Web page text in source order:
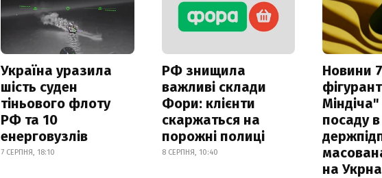
Україна уразила
шість суден
тіньового флоту
РФ та 10
енерговузлів
7 СЕРПНЯ, 18:10
РФ знищила
важливі склади
Фори: клієнти
скаржаться на
порожні полиці
8 СЕРПНЯ, 10:40
Новини
посаду в
на